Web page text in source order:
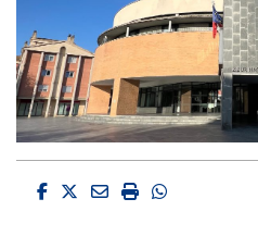
Facebook
Twitter
EmailImprimirWhatsapp